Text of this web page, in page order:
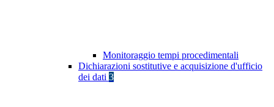
Monitoraggio tempi procedimentali
Dichiarazioni sostitutive e acquisizione d'ufficio
dei dati 3